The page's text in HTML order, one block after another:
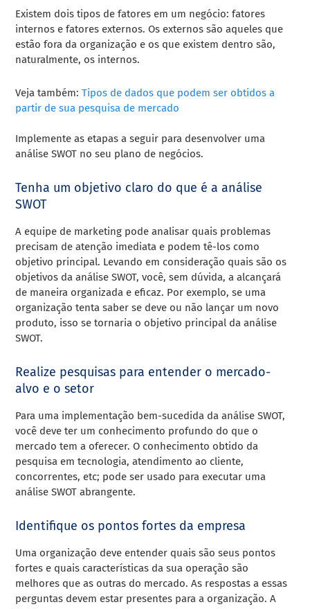
Existem dois tipos de fatores em um negócio: fatores
internos e fatores externos. Os externos são aqueles que
estão fora da organização e os que existem dentro são,
naturalmente, os internos.
Veja também:Tipos de dados que podem ser obtidos a
partir de sua pesquisa de mercado
Implemente as etapas a seguir para desenvolver uma
análise SWOT no seu plano de negócios.
Tenha um objetivo claro do que é a análise
SWOT
A equipe de marketing pode analisar quais problemas
precisam de atenção imediata e podem tê-los como
objetivo principal. Levando em consideração quais são os
objetivos da análise SWOT, você, sem dúvida, a alcançará
de maneira organizada e eficaz. Por exemplo, se uma
organização tenta saber se deve ou não lançar um novo
produto, isso se tornaria o objetivo principal da análise
SWOT.
Realize pesquisas para entender o mercado-
alvo e o setor
Para uma implementação bem-sucedida da análise SWOT,
você deve ter um conhecimento profundo do que o
mercado tem a oferecer. O conhecimento obtido da
pesquisa em tecnologia, atendimento ao cliente,
concorrentes, etc; pode ser usado para executar uma
análise SWOT abrangente.
Identifique os pontos fortes da empresa
Uma organização deve entender quais são seus pontos
fortes e quais características da sua operação são
melhores que as outras do mercado. As respostas a essas
perguntas devem estar presentes para a organização. A